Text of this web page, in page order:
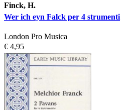
Finck, H.
Wer ich eyn Falck per 4 strumenti
London Pro Musica
€ 4,95